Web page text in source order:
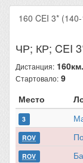
160 CEI 3*
ЧР; КР; CEI
Дистанция: 160км.
Стартовало: 9
Место
3
ROV
ROV